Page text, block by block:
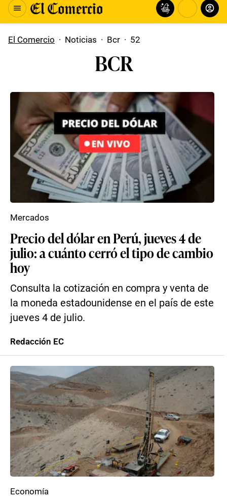
El Comercio · Noticias · Bcr · 52
BCR
Precio del dólar en Perú, jueves 4 de
julio: a cuánto cerró el tipo de cambio
hoy
Consulta la cotización en compra y venta de
la moneda estadounidense en el país de este
jueves 4 de julio.
Mercados
Redacción EC
Economía